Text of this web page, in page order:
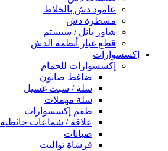
عامود دش بالخلاط
مسطرة دش
شاور بانل / سيستم
قطع غيار أنظمة الدش
إكسسوارات
إكسسوارات للحمام
ضاغط صابون
سلة / سبت غسيل
سلة مهملات
طقم إكسسوارات
علاقة / شماعات حائطية
صبانات
فرشاة تواليت